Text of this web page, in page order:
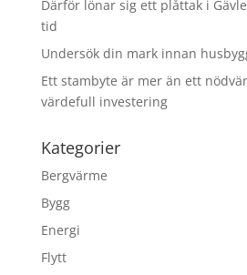
Därför lönar sig ett plåttak i
tid
Undersök din mark innan
Ett stambyte är mer än ett
värdefull investering
Kategorier
Bergvärme
Bygg
Energi
Flytt